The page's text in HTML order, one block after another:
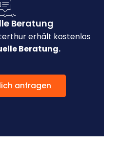
Beratung
erhält kostenlos
Beratung.
anfragen